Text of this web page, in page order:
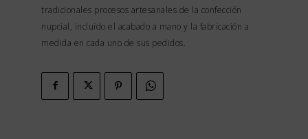
tradicionales procesos artesanales de la confección
nupcial, incluido el acabado a mano y la fabricación a
medida en cada uno de sus pedidos.